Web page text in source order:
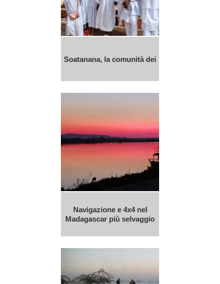
Soatanana, la comunità dei
Navigazione e 4x4 nel
Madagascar più selvaggio